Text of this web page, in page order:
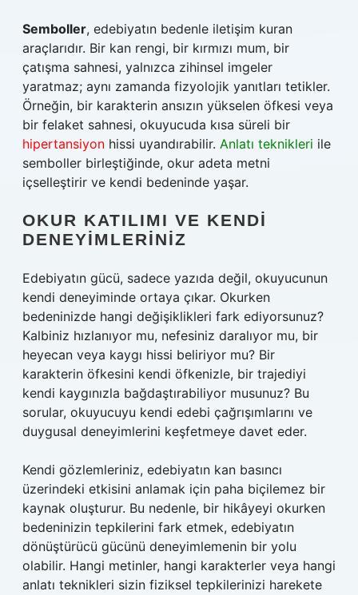
Semboller, edebiyatın bedenle iletişim kuran
araçlarıdır. Bir kan rengi, bir kırmızı mum, bir
çatışma sahnesi, yalnızca zihinsel imgeler
yaratmaz; aynı zamanda fizyolojik yanıtları tetikler.
Örneğin, bir karakterin ansızın yükselen öfkesi veya
bir felaket sahnesi, okuyucuda kısa süreli bir
hipertansiyon hissi uyandırabilir. Anlatı teknikleri ile
semboller birleştiğinde, okur adeta metni
içselleştirir ve kendi bedeninde yaşar.
OKUR KATILIMI VE KENDI
DENEYIMLERINIZ
Edebiyatın gücü, sadece yazıda değil, okuyucunun
kendi deneyiminde ortaya çıkar. Okurken
bedeninizde hangi değişiklikleri fark ediyorsunuz?
Kalbiniz hızlanıyor mu, nefesiniz daralıyor mu, bir
heyecan veya kaygı hissi beliriyor mu? Bir
karakterin öfkesini kendi öfkenizle, bir trajediyi
kendi kaygınızla bağdaştırabiliyor musunuz? Bu
sorular, okuyucuyu kendi edebi çağrışımlarını ve
duygusal deneyimlerini keşfetmeye davet eder.
Kendi gözlemleriniz, edebiyatın kan basıncı
üzerindeki etkisini anlamak için paha biçilemez bir
kaynak oluşturur. Bu nedenle, bir hikâyeyi okurken
bedeninizin tepkilerini fark etmek, edebiyatın
dönüştürücü gücünü deneyimlemenin bir yolu
olabilir. Hangi metinler, hangi karakterler veya hangi
anlatı teknikleri sizin fiziksel tepkilerinizi harekete